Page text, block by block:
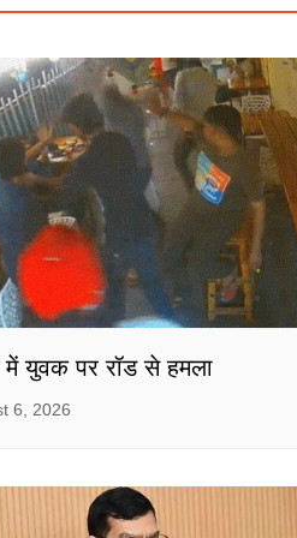
में युवक पर रॉड से हमला
6, 2026